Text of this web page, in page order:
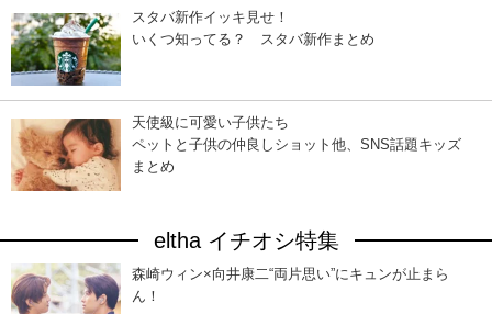
スタバ新作イッキ見せ！
いくつ知ってる？ スタバ新作まとめ
天使級に可愛い子供たち
ペットと子供の仲良しショット他、SNS話題キッズ
まとめ
eltha イチオシ特集
森崎ウィン×向井康二“両片思い”にキュンが止まら
ん！